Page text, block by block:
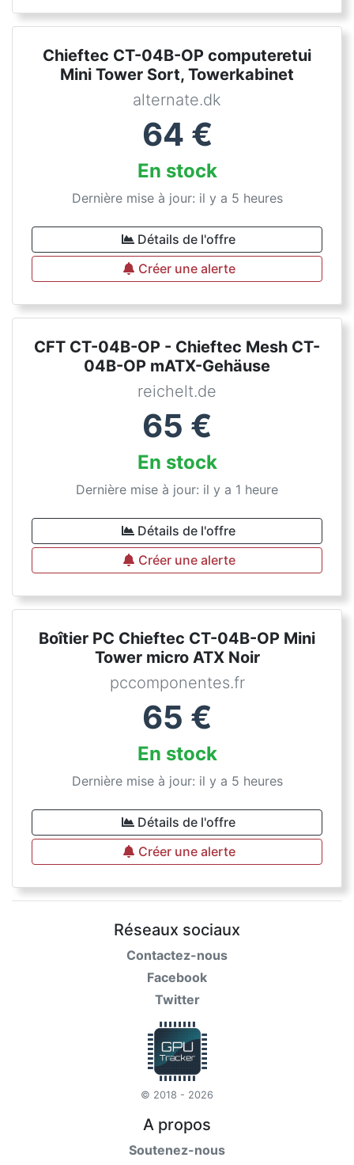
Chieftec CT-04B-OP computeretui
Mini Tower Sort, Towerkabinet
alternate.dk
64 €
En stock
Dernière mise à jour: il y a 5 heures
Détails de l'offre
Créer une alerte
CFT CT-04B-OP - Chieftec Mesh CT-
04B-OP mATX-Gehäuse
reichelt.de
65 €
En stock
Dernière mise à jour: il y a 1 heure
Détails de l'offre
Créer une alerte
Boîtier PC Chieftec CT-04B-OP Mini
Tower micro ATX Noir
pccomponentes.fr
65 €
En stock
Dernière mise à jour: il y a 5 heures
Détails de l'offre
Créer une alerte
Réseaux sociaux
Contactez-nous
Facebook
Twitter
© 2018 - 2026
A propos
Soutenez-nous